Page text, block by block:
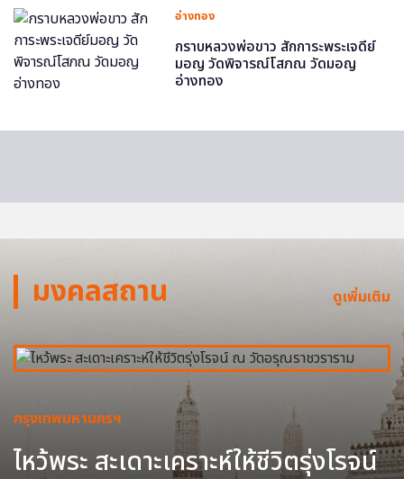
อ่างทอง
กราบหลวงพ่อขาว สักการะพระเจดีย์
มอญ วัดพิจารณ์โสภณ วัดมอญ
อ่างทอง
มงคลสถาน ดูเพิ่มเติม
กรุงเทพมหานครฯ
ไหว้พระ สะเดาะเคราะห์ให้ชีวิตรุ่งโรจน์